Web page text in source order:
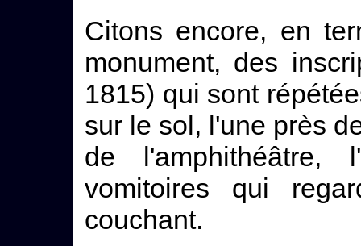
Citons encore, en
monument, des
1815) qui sont
sur le sol, l'une près
de
vomitoires qui
couchant.